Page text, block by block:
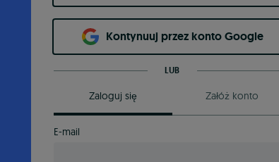
Kontynuuj przez konto Google
LUB
Zaloguj się Załóż konto
E-mail